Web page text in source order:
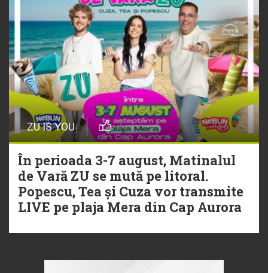
ZU IS YOU
În perioada 3-7 august, Matinalul
de Vară ZU se mută pe litoral.
Popescu, Tea și Cuza vor transmite
LIVE pe plaja Mera din Cap Aurora